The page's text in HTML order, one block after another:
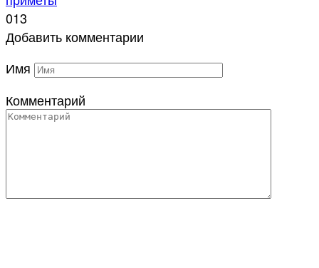
013
Добавить комментарии
Имя
Комментарий